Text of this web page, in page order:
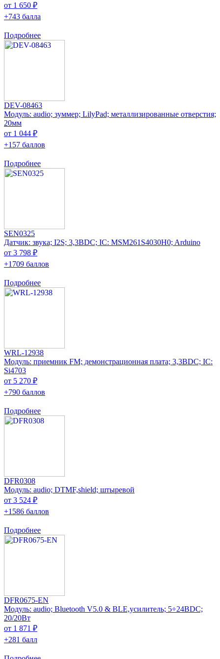
от 1 650 ₽
+743 балла
Подробнее
DEV-08463
Модуль: audio; зуммер; LilyPad; металлизированные отверстия;
20мм
от 1 044 ₽
+157 баллов
Подробнее
SEN0325
Датчик: звука; I2S; 3,3ВDC; IC: MSM261S4030H0; Arduino
от 3 798 ₽
+1709 баллов
Подробнее
WRL-12938
Модуль: приемник FM; демонстрационная плата; 3,3ВDC; IC:
Si4703
от 5 270 ₽
+790 баллов
Подробнее
DFR0308
Модуль: audio; DTMF,shield; штыревой
от 3 524 ₽
+1586 баллов
Подробнее
DFR0675-EN
Модуль: audio; Bluetooth V5.0 & BLE,усилитель; 5÷24ВDC;
20/20Вт
от 1 871 ₽
+281 балл